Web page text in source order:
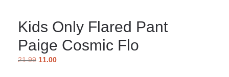
Kids Only Flared Pant
Paige Cosmic Flo
21.99 11.00